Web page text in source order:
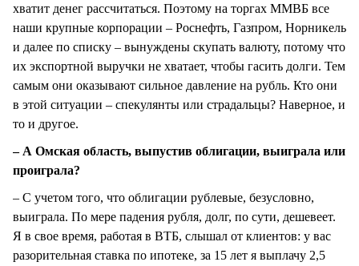
хватит денег рассчитаться. Поэтому на торгах ММВБ все
наши крупные корпорации – Роснефть, Газпром, Норникель
и далее по списку – вынуждены скупать валюту, потому что
их экспортной выручки не хватает, чтобы гасить долги. Тем
самым они оказывают сильное давление на рубль. Кто они
в этой ситуации – спекулянты или страдальцы? Наверное, и
то и другое.
– А Омская область, выпустив облигации, выиграла или
проиграла?
– С учетом того, что облигации рублевые, безусловно,
выиграла. По мере падения рубля, долг, по сути, дешевеет.
Я в свое время, работая в ВТБ, слышал от клиентов: у вас
разорительная ставка по ипотеке, за 15 лет я выплачу 2,5